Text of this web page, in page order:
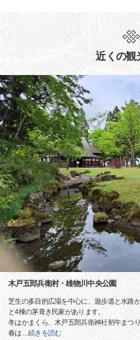
近くの観
木戸五郎兵衛村・雄物川中央公園
芝生の多目的広場を中心に、遊歩道と水路
と4棟の茅葺き民家があります。
冬はかまくら、木戸五郎兵衛神社初午まつり
春は…続きを読む